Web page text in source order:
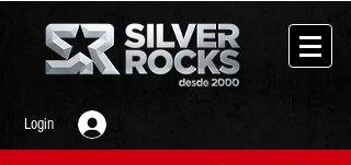
Login